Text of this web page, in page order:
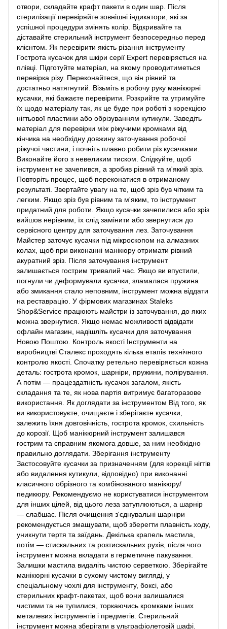
отвори, складайте крафт пакети в один шар. Після
стерилізації перевіряйте зовнішні індикатори, які за
успішної процедури змінять колір. Відкривайте та
діставайте стерильний інструмент безпосередньо перед
клієнтом. Як перевірити якість різання інструменту
Гострота кусачок для шкіри серії Expert перевіряється на
плівці. Підготуйте матеріал, на якому проводитиметься
перевірка різу. Переконайтеся, що він рівний та
достатньо натягнутий. Візьміть в робочу руку манікюрні
кусачки, які бажаєте перевірити. Розкрийте та утримуйте
їх щодо матеріалу так, як це буде при роботі з корекцією
нігтьової пластини або обрізуванням кутикули. Заведіть
матеріал для перевірки між ріжучими кромками від
кінчика на необхідну довжину заточування робочої
ріжучої частини, і почніть плавно робити різ кусачками.
Виконайте його з невеликим тиском. Слідкуйте, щоб
інструмент не зачепився, а зробив рівний та м'який зріз.
Повторіть процес, щоб переконатися в отриманому
результаті. Звертайте увагу на те, щоб зріз був чітким та
легким. Якщо зріз був рівним та м'яким, то інструмент
придатний для роботи. Якщо кусачки зачепилися або зріз
вийшов нерівним, їх слід замінити або звернутися до
сервісного центру для заточування лез. Заточування
Майстер заточує кусачки під мікроскопом на алмазних
колах, щоб при виконанні манікюру отримати рівний
акуратний зріз. Після заточування інструмент
залишається гострим тривалий час. Якщо ви впустили,
погнули чи деформували кусачки, зламалася пружина
або змикання стало неповним, інструмент можна віддати
на реставрацію. У фірмових магазинах Staleks
Shop&Service працюють майстри із заточування, до яких
можна звернутися. Якщо немає можливості відвідати
офлайн магазин, надішліть кусачки для заточування
Новою Поштою. Контроль якості Інструменти на
виробництві Сталекс проходять кілька етапів технічного
контролю якості. Спочатку ретельно перевіряється кожна
деталь: гострота кромок, шарніри, пружини, полірування.
А потім — працездатність кусачок загалом, якість
складання та те, як нова партія витримує багаторазове
використання. Як доглядати за інструментом Від того, як
ви використовуєте, очищаєте і зберігаєте кусачки,
залежить їхня довговічність, гострота кромок, схильність
до корозії. Щоб манікюрний інструмент залишався
гострим та справним якомога довше, за ним необхідно
правильно доглядати. Зберігання інструменту
Застосовуйте кусачки за призначенням (для корекції нігтів
або видалення кутикули, відповідно) при виконанні
класичного обрізного та комбінованого манікюру/
педикюру. Рекомендуємо не користуватися інструментом
для інших цілей, від цього леза затуплюються, а шарнір
— слабшає. Після очищення з'єднувальні шарніри
рекомендується змащувати, щоб зберегти плавність ходу,
уникнути тертя та заїдань. Декілька крапель мастила,
потім — стискальних та розтискальних рухів, після чого
інструмент можна вкладати в герметичне пакування.
Залишки мастила видаліть чистою серветкою. Зберігайте
манікюрні кусачки в сухому чистому вигляді, у
спеціальному чохлі для інструменту, боксі, або
стерильних крафт-пакетах, щоб вони залишалися
чистими та не тупилися, торкаючись кромками інших
металевих інструментів і предметів. Стерильний
інструмент можна зберігати в ультрафіолетовій шафі.